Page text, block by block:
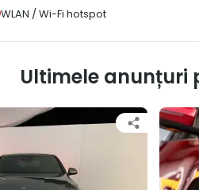
WLAN / Wi-Fi hotspot
Ultimele anunțuri